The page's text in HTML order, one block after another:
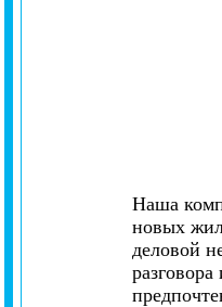
Наша
новых
деловой